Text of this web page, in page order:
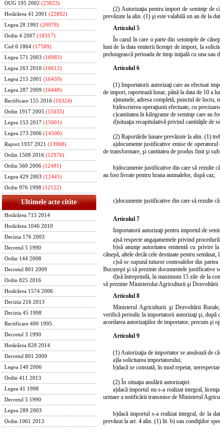
OUG 195 2002 (23823)
Hotărârea 41 2001 (22892)
Legea 28 1991 (20978)
Ordin 4 2007 (18317)
Cod 0 1864 (17589)
Legea 571 2003 (16983)
Legea 263 2010 (16612)
Legea 215 2001 (16459)
Legea 287 2009 (16448)
Rectificare 155 2016 (16324)
Ordin 1917 2005 (15035)
Legea 153 2017 (15001)
Legea 273 2006 (14500)
Raport 1937 2021 (13968)
Ordin 1508 2016 (12976)
Ordin 560 2006 (12491)
Legea 429 2003 (12445)
Ordin 976 1998 (12152)
Ultimele acte citite
Hotărârea 715 2014
Hotărârea 1046 2010
Decizia 176 2003
Decretul 5 1990
Ordin 144 2008
Decretul 801 2009
Ordin 825 2016
Hotărârea 1574 2006
Decizia 216 2013
Decizia 45 1998
Rectificare 400 1995
Decretul 3 1990
Hotărârea 828 2014
Decretul 801 2009
Legea 140 2006
Ordin 411 2013
Legea 41 1998
Decretul 5 1990
Legea 289 2003
Ordin 1061 2013
(2) Autorizaţia pentru import de seminţe de
prevăzute la alin. (1) şi este valabilă un an de la
Articolul 5
În cazul în care o parte din seminţele de
luni de la data emiterii licenţei de import, la
prelungească perioada de timp iniţială cu una sau
Articolul 6
(1) Importatorii autorizaţi care au efectuat
de import, raportează lunar, până la data de 10
a)numele, adresa completă, punctul de lucru,
b)descrierea operaţiunii efectuate, cu
c)cantitatea în kilograme de seminţe care au
d)situaţia recapitulativă privind cantităţile de
(2) Raportările lunare prevăzute la alin. (1)
a)documente justificative emise de operatorul
de transformare, şi cantitatea de produs finit şi
b)documente justificative din care să rezulte
au fost livrate pentru hrana animalelor, după caz;
c)documente justificative din care să rezulte
Articolul 7
Importatorii autorizaţi pentru importul de
a)să respecte angajamentele privind
b)să anunţe autoritatea emitentă cu privire
cânepă, altele decât cele destinate pentru
c)să se supună tuturor controalelor din
Bucureşti şi să prezinte documentele justificative
d)să întreprindă, în maximum 15 zile de la
să prezinte Ministerului Agriculturii şi Dezvoltării
Articolul 8
Ministerul Agriculturii şi Dezvoltării
verifică periodic la importatorii autorizaţi şi, după
acordarea autorizaţiilor de importator, precum şi
Articolul 9
(1) Autorizaţia de importator se anulează de
a)la solicitarea importatorului;
b)dacă se constată, în mod repetat,
(2) În situaţia anulării autorizaţiei:
a)dacă importul nu s-a realizat integral,
urmare a notificării transmise de Ministerul
b)dacă importul s-a realizat integral, de la
prevăzut la art. 4 alin. (1) lit. b) sau condiţiilor